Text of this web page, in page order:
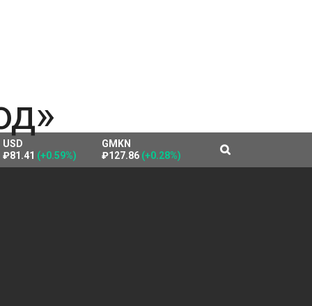
USD
₽81.41 (+0.59%)
GMKN
₽127.86 (+0.28%)